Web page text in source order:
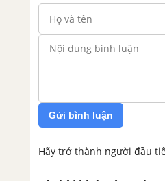
Gửi bình luận
Hãy trở thành người đầu